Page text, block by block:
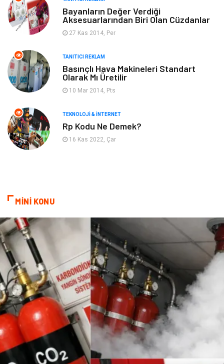
Mobilya diş sağlığı
Bebek Giyim
saç bakımı
kozmetiğin püf noktaları
Doğal Enerji Kaynakları
Mermer
Bayanların Değer Verdiği
Aksesuarlarından Biri Olan Cüzdanlar
27 Kas 2014, Per
TANITICI REKLAM
Basınçlı Hava Makineleri Standart
Olarak Mı Üretilir
10 Mar 2014, Pts
TEKNOLOJI & İNTERNET
Rp Kodu Ne Demek?
16 Kas 2022, Çar
MİNİ KONU